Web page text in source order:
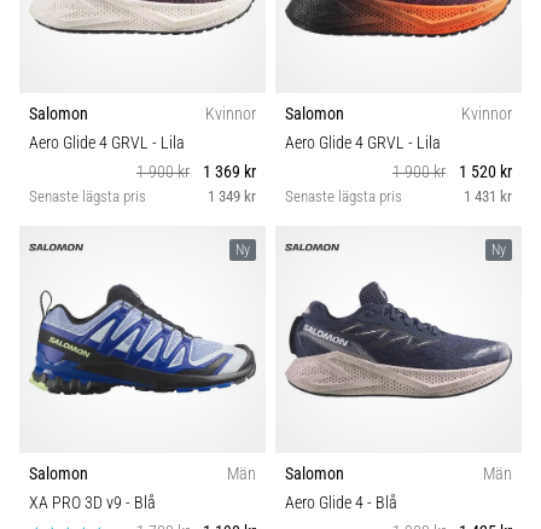
Salomon
Kvinnor
Aero Glide 4 GRVL - Lila
1 900 kr
1 369 kr
Senaste lägsta pris 1 349 kr
Salomon
Kvinnor
Aero Glide 4 GRVL - Lila
1 900 kr
1 520 kr
Senaste lägsta pris 1 431 kr
Ny
Salomon
Män
XA PRO 3D v9 - Blå
Ny
Salomon
Män
Aero Glide 4- Blå